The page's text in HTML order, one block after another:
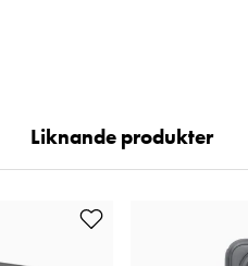
Liknande produkter